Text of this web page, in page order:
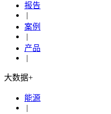
报告
|
案例
|
产品
|
大数据+
能源
|